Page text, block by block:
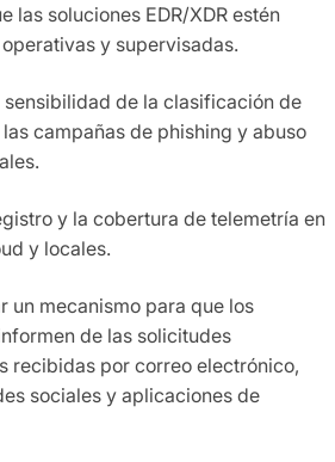
las soluciones EDR/XDR estén
y supervisadas.
sensibilidad de la clasificación de
campañas de phishing y abuso
y la cobertura de telemetría en
y locales.
un mecanismo para que los
de las solicitudes
recibidas por correo electrónico,
sociales y aplicaciones de